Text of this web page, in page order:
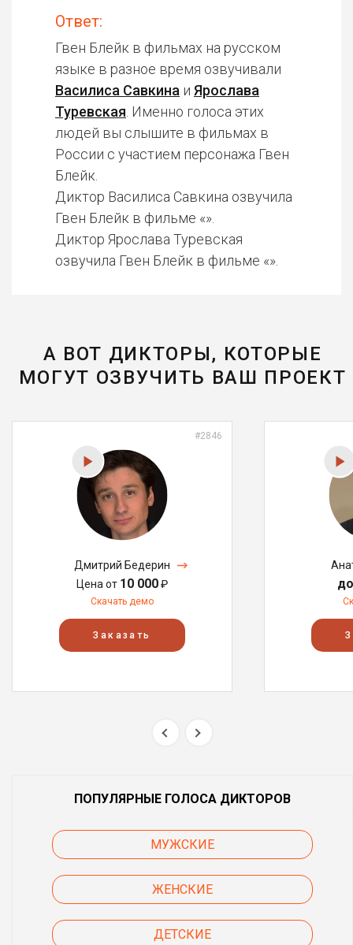
Ответ:
Гвен Блейк в фильмах на русском
языке в разное время озвучивали
Василиса Савкина и Ярослава
Туревская . Именно голоса этих
людей вы слышите в фильмах в
России с участием персонажа Гвен
Блейк.
Диктор Василиса Савкина озвучила
Гвен Блейк в фильме «».
Диктор Ярослава Туревская
озвучила Гвен Блейк в фильме «».
А ВОТ ДИКТОРЫ, КОТОРЫЕ
МОГУТ ОЗВУЧИТЬ ВАШ ПРОЕКТ
#2846
Дмитрий Бедерин
Цена от 10 000₽
Скачать демо
Заказать
ПОПУЛЯРНЫЕ ГОЛОСА ДИКТОРОВ
МУЖСКИЕ
ЖЕНСКИЕ
ДЕТСКИЕ